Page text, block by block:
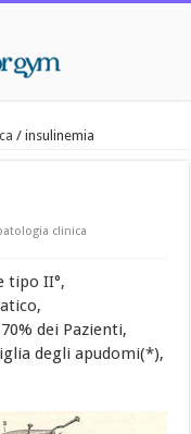
/ insulinemia
clinica
tipo II°,
dei Pazienti,
degli apudomi(*),